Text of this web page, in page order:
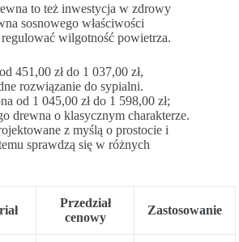
to też inwestycja w zdrowy
sosnowego właściwości
wilgotność powietrza.
451,00 zł do 1 037,00 zł,
rozwiązanie do sypialni.
od 1 045,00 zł do 1 598,00 zł;
drewna o klasycznym charakterze.
z myślą o prostocie i
sprawdzą się w różnych
Przedział
cenowy
Zastosowanie